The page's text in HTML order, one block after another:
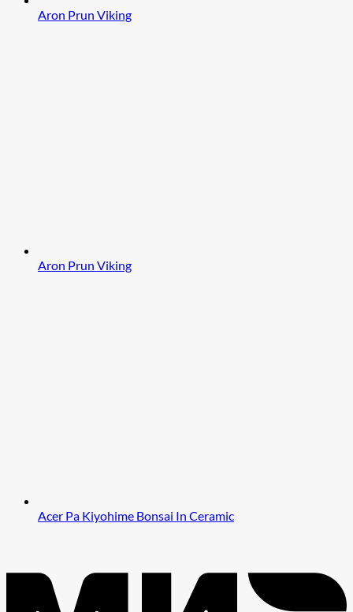
Aron Prun Viking
Aron Prun Viking
Acer Pa Kiyohime Bonsai In Ceramic